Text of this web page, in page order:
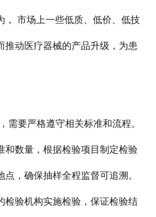
， 市场上一些低质、低价、低技
推动医疗器械的产品升级，为患
需要严格遵守相关标准和流程。
和数量，根据检验项目制定检验
，确保抽样全程监督可追溯。
检验机构实施检验，保证检验结